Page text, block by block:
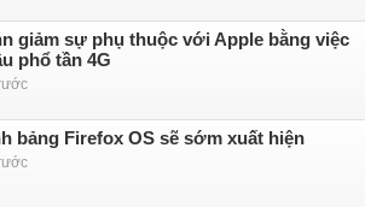
giảm sự phụ thuộc với Apple bằng việc
phổ tần 4G
bảng Firefox OS sẽ sớm xuất hiện